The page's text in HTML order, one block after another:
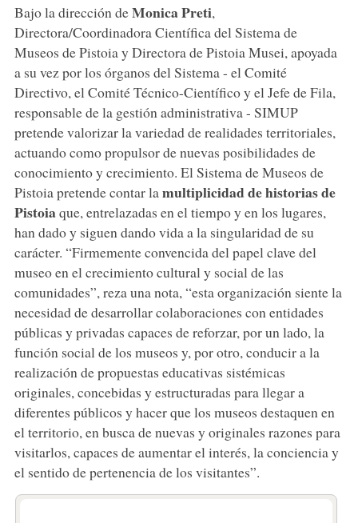
Bajo la dirección deMonica Preti,
Directora/Coordinadora Científica del Sistema de
Museos de Pistoia y Directora de Pistoia Musei, apoyada
a su vez por los órganos del Sistema - el Comité
Directivo, el Comité Técnico-Científico y el Jefe de Fila,
responsable de la gestión administrativa - SIMUP
pretende valorizar la variedad de realidades territoriales,
actuando como propulsor de nuevas posibilidades de
conocimiento y crecimiento. El Sistema de Museos de
Pistoia pretende contar la multiplicidad de historias de
Pistoiaque, entrelazadas en el tiempo y en los lugares,
han dado y siguen dando vida a la singularidad de su
carácter. “Firmemente convencida del papel clave del
museo en el crecimiento cultural y social de las
comunidades”, reza una nota, “esta organización siente la
necesidad de desarrollar colaboraciones con entidades
públicas y privadas capaces de reforzar, por un lado, la
función social de los museos y, por otro, conducir a la
realización de propuestas educativas sistémicas
originales, concebidas y estructuradas para llegar a
diferentes públicos y hacer que los museos destaquen en
el territorio, en busca de nuevas y originales razones para
visitarlos, capaces de aumentar el interés, la conciencia y
el sentido de pertenencia de los visitantes”.